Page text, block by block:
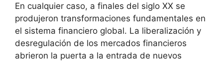
En cualquier caso, a finales del siglo XX se
produjeron transformaciones fundamentales en
el sistema financiero global. La liberalización y
desregulación de los mercados financieros
abrieron la puerta a la entrada de nuevos